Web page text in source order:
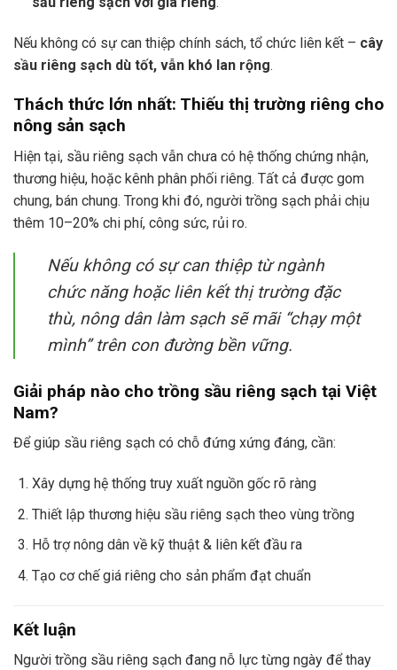
Nếu không có sự can thiệp chính sách, tổ chức liên kết – cây
sầu riêng sạch dù tốt, vẫn khó lan rộng.
Thách thức lớn nhất: Thiếu thị trường riêng cho
nông sản sạch
Hiện tại, sầu riêng sạch vẫn chưa có hệ thống chứng nhận,
thương hiệu, hoặc kênh phân phối riêng. Tất cả được gom
chung, bán chung. Trong khi đó, người trồng sạch phải chịu
thêm 10–20% chi phí, công sức, rủi ro.
Nếu không có sự can thiệp từ ngành
chức năng hoặc liên kết thị trường đặc
thù, nông dân làm sạch sẽ mãi “chạy một
mình” trên con đường bền vững.
Giải pháp nào cho trồng sầu riêng sạch tại Việt
Nam?
Để giúp sầu riêng sạch có chỗ đứng xứng đáng, cần:
Xây dựng hệ thống truy xuất nguồn gốc rõ ràng
Thiết lập thương hiệu sầu riêng sạch theo vùng trồng
Hỗ trợ nông dân về kỹ thuật & liên kết đầu ra
Tạo cơ chế giá riêng cho sản phẩm đạt chuẩn
Kết luận
Người trồng sầu riêng sạch đang nỗ lực từng ngày để thay